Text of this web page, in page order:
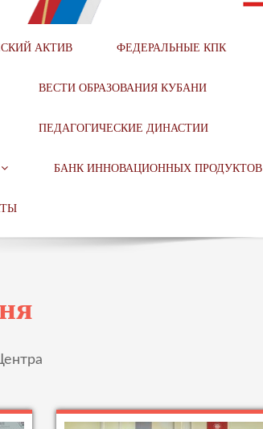
АКТИВ ФЕДЕРАЛЬНЫЕ КПК
ВЕСТИ ОБРАЗОВАНИЯ КУБАНИ
ПЕДАГОГИЧЕСКИЕ ДИНАСТИИ
БАНК ИННОВАЦИОННЫХ ПРОДУКТОВ